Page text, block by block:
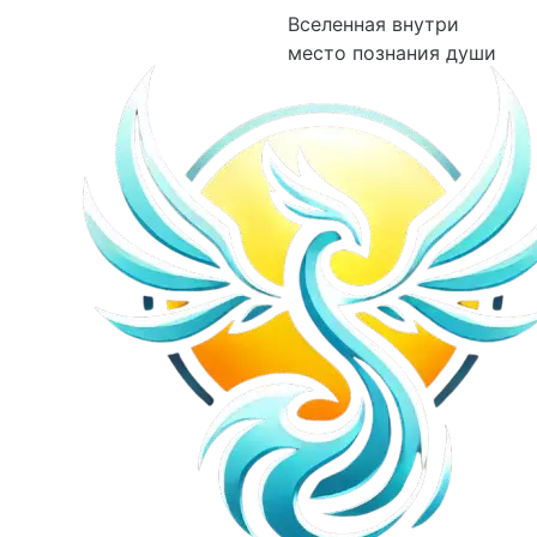
Вселенная внутри
место познания души